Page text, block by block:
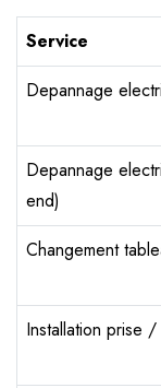
Service
Depannage
Depannage
end)
Changement
Installation prise